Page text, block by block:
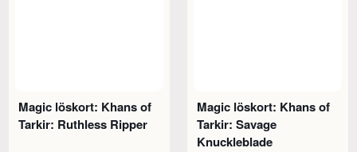
Magic löskort: Khans of
Tarkir: Ruthless Ripper
Magic löskort: Khans of
Tarkir: Savage
Knuckleblade